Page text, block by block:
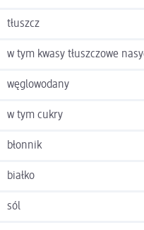
tłuszcz
w tym kwasy tłuszczowe
węglowodany
w tym cukry
błonnik
białko
sól